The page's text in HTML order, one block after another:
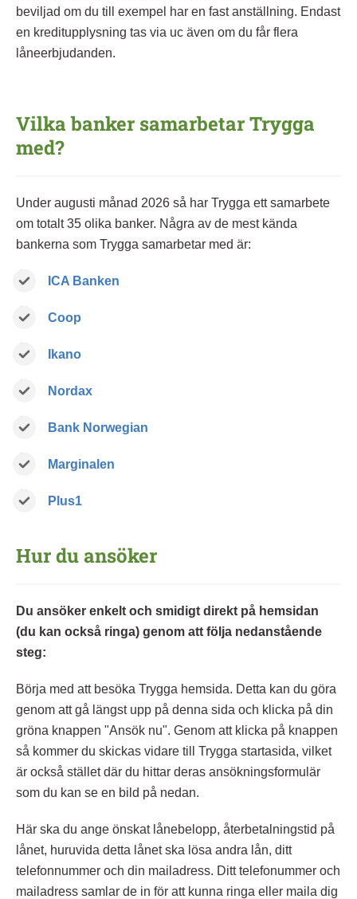
beviljad om du till exempel har en fast anställning. Endast
en kreditupplysning tas via uc även om du får flera
låneerbjudanden.
Vilka banker samarbetar Trygga
med?
Under augusti månad 2026 så har Trygga ett samarbete
om totalt 35 olika banker. Några av de mest kända
bankerna som Trygga samarbetar med är:
ICA Banken
Coop
Ikano
Nordax
Bank Norwegian
Marginalen
Plus1
Hur du ansöker
Du ansöker enkelt och smidigt direkt på hemsidan
(du kan också ringa) genom att följa nedanstående
steg:
Börja med att besöka Trygga hemsida. Detta kan du göra
genom att gå längst upp på denna sida och klicka på din
gröna knappen "Ansök nu". Genom att klicka på knappen
så kommer du skickas vidare till Trygga startasida, vilket
är också stället där du hittar deras ansökningsformulär
som du kan se en bild på nedan.
Här ska du ange önskat lånebelopp, återbetalningstid på
lånet, huruvida detta lånet ska lösa andra lån, ditt
telefonnummer och din mailadress. Ditt telefonummer och
mailadress samlar de in för att kunna ringa eller maila dig